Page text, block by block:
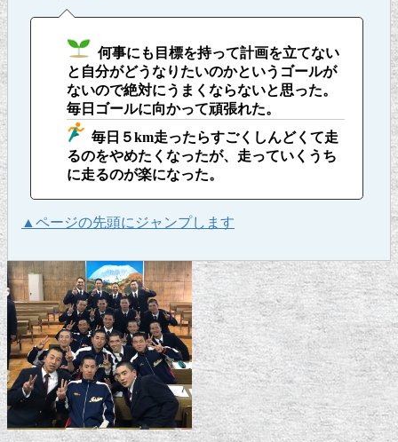
何事にも目標を持って計画を立てない
と自分がどうなりたいのかというゴールが
ないので絶対にうまくならないと思った。
毎日ゴールに向かって頑張れた。
毎日５km走ったらすごくしんどくて走
るのをやめたくなったが、走っていくうち
に走るのが楽になった。
▲ページの先頭にジャンプします